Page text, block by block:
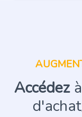
Accédez